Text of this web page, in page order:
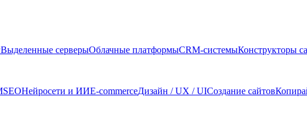
Выделенные серверыОблачные платформыCRM-системыКонструкторы
SEOНейросети и ИИE-commerceДизайн / UX / UIСоздание сайтов